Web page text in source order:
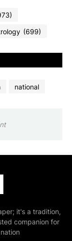
(699)
national
it's a tradition,
companion for